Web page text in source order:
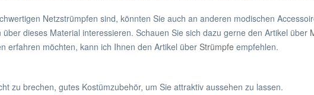
Netzstrümpfen sind, könnten Sie auch an anderen modischen
dieses Material interessieren. Schauen Sie sich dazu gerne den Artikel über
erfahren möchten, kann ich Ihnen den Artikel über Strümpfe empfehlen.
zu brechen, gutes Kostümzubehör, um Sie attraktiv aussehen zu lassen.